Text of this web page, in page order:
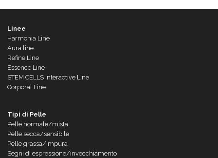
Linee
Harmonia Line
Aura line
Refine Line
Essence Line
STEM CELLS Interactive Line
Corporal Line
Tipi di Pelle
Pelle normale/mista
Pelle secca/sensibile
Pelle grassa/impura
Segni di espressione/invecchiamento